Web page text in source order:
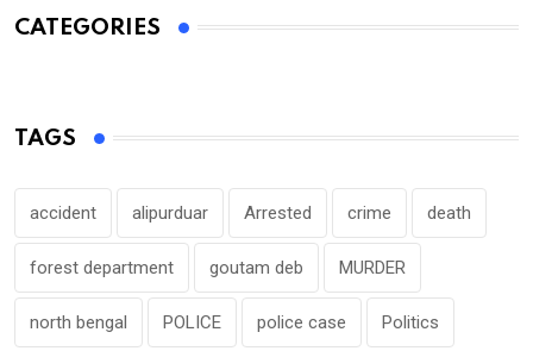
CATEGORIES
TAGS
accident alipurduar Arrested crime death
forest department goutam deb MURDER
north bengal POLICE police case Politics